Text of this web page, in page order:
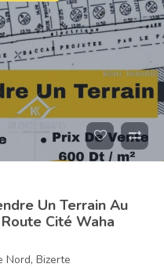
Un Terrain Au
Cité Waha
Nord, Bizerte